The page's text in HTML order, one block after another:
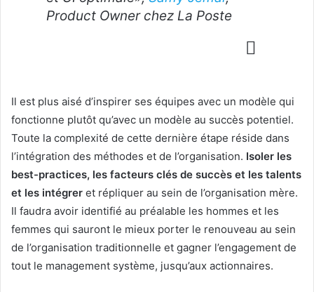
Product Owner chez La Poste
Il est plus aisé d’inspirer ses équipes avec un modèle qui
fonctionne plutôt qu’avec un modèle au succès potentiel.
Toute la complexité de cette dernière étape réside dans
l’intégration des méthodes et de l’organisation. Isoler les
best-practices, les facteurs clés de succès et les talents
et les intégrer et répliquer au sein de l’organisation mère.
Il faudra avoir identifié au préalable les hommes et les
femmes qui sauront le mieux porter le renouveau au sein
de l’organisation traditionnelle et gagner l’engagement de
tout le management système, jusqu’aux actionnaires.